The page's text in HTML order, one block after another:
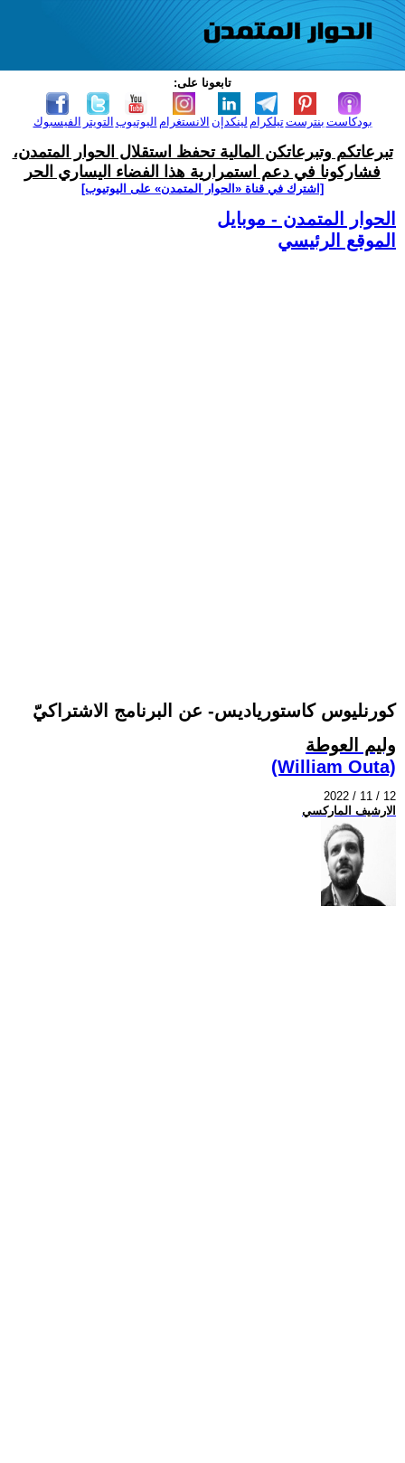
تابعونا على:
الفيسبوك التويتر اليوتيوب الانستغرام لينكدإن تيلكرامبنترست بودكاست
تبرعاتكم وتبرعاتكن المالية تحفظ استقلال الحوار المتمدن،
فشاركونا في دعم استمرارية هذا الفضاء اليساري الحر
[اشترك في قناة ‫«الحوار المتمدن» على اليوتيوب]
الحوار المتمدن - موبايل
الموقع الرئيسي
كورنليوس كاستورياديس- عن البرنامج الاشتراكيّ
وليم العوطة
(William Outa)
2022 / 11 / 12
الارشيف الماركسي